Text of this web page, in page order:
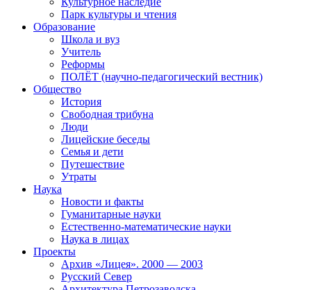
Парк культуры и чтения
Образование
Школа и вуз
Учитель
Реформы
ПОЛЁТ (научно-педагогический вестник)
Общество
История
Свободная трибуна
Люди
Лицейские беседы
Семья и дети
Путешествие
Утраты
Наука
Новости и факты
Гуманитарные науки
Естественно-математические науки
Наука в лицах
Проекты
Архив «Лицея». 2000 — 2003
Русский Север